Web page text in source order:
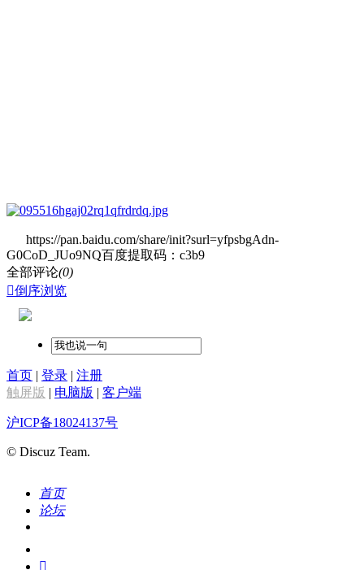
https://pan.baidu.com/share/init?surl=yfpsbgAdn-
G0CoD_JUo9NQ百度提取码：c3b9
全部评论(0)
倒序浏览
首页 | 登录 | 注册
触屏版 | 电脑版 | 客户端
沪ICP备18024137号
© Discuz Team.
首页
论坛
我的
